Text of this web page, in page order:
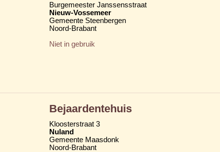
Burgemeester Janssensstraat
Nieuw-Vossemeer
Gemeente Steenbergen
Noord-Brabant
Niet in gebruik
Bejaardentehuis
Kloosterstraat 3
Nuland
Gemeente Maasdonk
Noord-Brabant